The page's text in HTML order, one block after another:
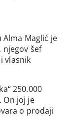
Alma Maglić je
njegov šef
vlasnik
250.000
On joj je
o prodaji